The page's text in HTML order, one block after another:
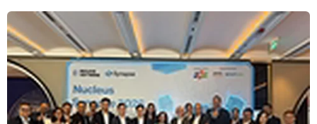
Indonesia và Australia có thể tuần tra
chung ở Biển Đông
24/02/2017 03:02
Tổng thống Indonesia Joko Widodo cho biết sẽ nêu vấn